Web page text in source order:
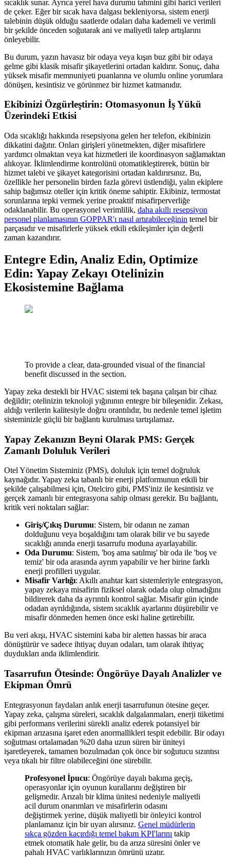
sıcaklık sunar. Ayrıca yerel hava durumu tahmini gibi harici verileri
de çeker. Eğer bir sıcak hava dalgası bekleniyorsa, sistem enerji
talebinin düşük olduğu saatlerde odaları daha kademeli ve verimli
bir şekilde önceden soğutarak ani ve maliyetli talep artışlarını
önleyebilir.
Bu durum, yazın havasız bir odaya veya kışın buz gibi bir odaya
gelme gibi klasik misafir şikayetlerini ortadan kaldırır. Sonuç, daha
yüksek misafir memnuniyeti puanlarına ve olumlu online yorumlara
dönüşen, kesintisiz ve görünmez bir hizmet katmanıdır.
Ekibinizi Özgürleştirin: Otomasyonun İş Yükü
Üzerindeki Etkisi
Oda sıcaklığı hakkında resepsiyona gelen her telefon, ekibinizin
dikkatini dağıtır. Onları girişleri yönetmekten, diğer misafirlere
yardımcı olmaktan veya kat hizmetleri ile koordinasyon sağlamaktan
alıkoyar. İklimlendirme kontrolünü otomatikleştirerek, bütün bir
hizmet talebi ve şikayet kategorisini ortadan kaldırırsınız. Bu,
özellikle her personelin birden fazla görevi üstlendiği, yalın ekiplere
sahip bağımsız oteller için kritik öneme sahiptir. Ekibiniz, termostat
sorunlarına tepki vermek yerine proaktif misafirperverliğe
odaklanabilir. Bu operasyonel verimlilik, daha akıllı resepsiyon
personel planlamasının GOPPAR'ı nasıl artırabileceğinin temel bir
parçasıdır ve misafirlerle yüksek etkili etkileşimler için değerli
zaman kazandırır.
Entegre Edin, Analiz Edin, Optimize
Edin: Yapay Zekayı Otelinizin
Ekosistemine Bağlama
To provide a clear, data-grounded visual of the financial
benefit discussed in the section.
Yapay zeka destekli bir HVAC sistemi tek başına çalışan bir cihaz
değildir; otelinizin teknoloji yığınının entegre bir bileşenidir. Zekası,
aldığı verilerin kalitesiyle doğru orantılıdır, bu nedenle temel işletim
sisteminizle güçlü bir bağlantı kurulması tartışılamaz.
Yapay Zekanızın Beyni Olarak PMS: Gerçek
Zamanlı Doluluk Verileri
Otel Yönetim Sisteminiz (PMS), doluluk için temel doğruluk
kaynağıdır. Yapay zeka tabanlı bir enerji platformunun etkili bir
şekilde çalışabilmesi için, Otelciro gibi, PMS'iniz ile kesintisiz ve
gerçek zamanlı bir entegrasyona sahip olması gerekir. Bu bağlantı,
kritik veri noktaları sağlar:
Giriş/Çıkış Durumu: Sistem, bir odanın ne zaman
dolduğunu veya boşaldığını tam olarak bilir ve bu sayede
sıcaklığı anında enerji tasarrufu moduna ayarlayabilir.
Oda Durumu: Sistem, 'boş ama satılmış' bir oda ile 'boş ve
temiz' bir oda arasında ayrım yapabilir ve her birine farklı
enerji profilleri uygular.
Misafir Varlığı: Akıllı anahtar kart sistemleriyle entegrasyon,
yapay zekaya misafirin fiziksel olarak odada olup olmadığını
bildirerek daha da ayrıntılı kontrol sağlar. Misafir gün içinde
odadan ayrıldığında, sistem sıcaklık ayarlarını düşürebilir ve
misafir dönmeden hemen önce eski haline getirebilir.
Bu veri akışı, HVAC sistemini kaba bir aletten hassas bir araca
dönüştürür ve sadece ihtiyaç duyan odaları, tam olarak ihtiyaç
duydukları anda iklimlendirir.
Tasarrufun Ötesinde: Öngörüye Dayalı Analizler ve
Ekipman Ömrü
Entegrasyonun faydaları anlık enerji tasarrufunun ötesine geçer.
Yapay zeka, çalışma süreleri, sıcaklık dalgalanmaları, enerji tüketimi
gibi performans verilerini sürekli analiz ederek potansiyel bir
ekipman arızasına işaret eden anormallikleri tespit edebilir. Bir odayı
soğutması ortalamadan %20 daha uzun süren bir üniteyi
işaretleyerek, tamamen bozulmadan çok önce bir soğutucu sızıntısı
veya tıkalı bir filtre olabileceğini öne sürebilir.
Profesyonel İpucu: Öngörüye dayalı bakıma geçiş,
operasyonlar için oyunun kurallarını değiştiren bir
gelişmedir. Arızalı bir klima ünitesi nedeniyle maliyetli
acil durum onarımları ve misafirlerin odasını
değiştirmek yerine, düşük maliyetli bir önleyici kontrol
planlamanız için bir uyarı alırsınız. Genel müdürlerin
sıkça gözden kaçırdığı temel bakım KPI'larını takip
etmek otomatik hale gelir, bu da arıza süresini önler ve
pahalı HVAC varlıklarınızın ömrünü uzatır.